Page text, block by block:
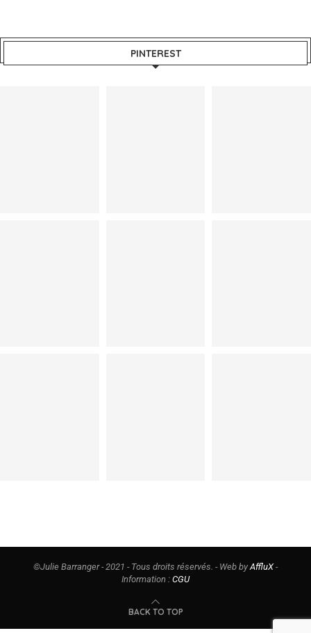
PINTEREST
©Julie Barranger - 2021 - Tous droits réservés. - Web by AffluX -
Information : CGU
BACK TO TOP